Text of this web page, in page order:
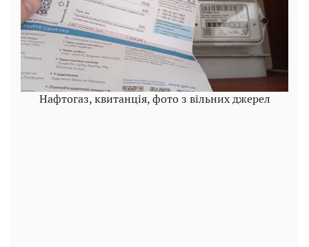
Нафтогаз, квитанція, фото з вільних джерел